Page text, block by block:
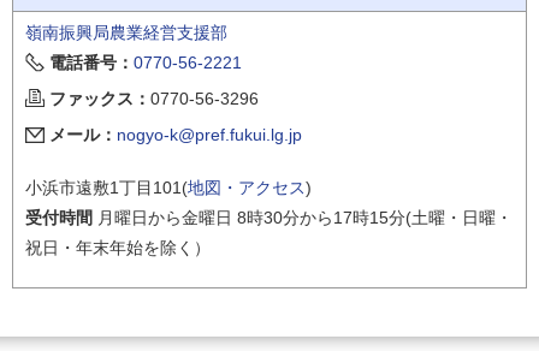
嶺南振興局農業経営支援部
電話番号： 0770-56-2221
ファックス： 0770-56-3296
メール： nogyo-k@pref.fukui.lg.jp
小浜市遠敷1丁目101(地図・アクセス)
受付時間 月曜日から金曜日 8時30分から17時15分(土曜・日曜・
祝日・年末年始を除く）